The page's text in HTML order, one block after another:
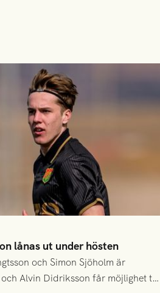
lånas ut under hösten
och Simon Sjöholm är
Alvin Didriksson får möjlighet till